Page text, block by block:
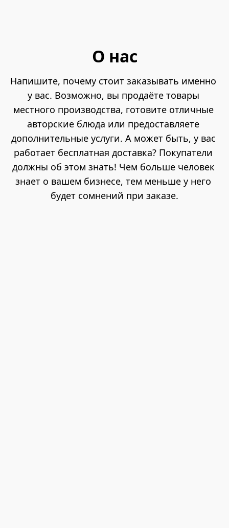
О нас
Напишите, почему стоит заказывать именно
у вас. Возможно, вы продаёте товары
местного производства, готовите отличные
авторские блюда или предоставляете
дополнительные услуги. А может быть, у вас
работает бесплатная доставка? Покупатели
должны об этом знать! Чем больше человек
знает о вашем бизнесе, тем меньше у него
будет сомнений при заказе.